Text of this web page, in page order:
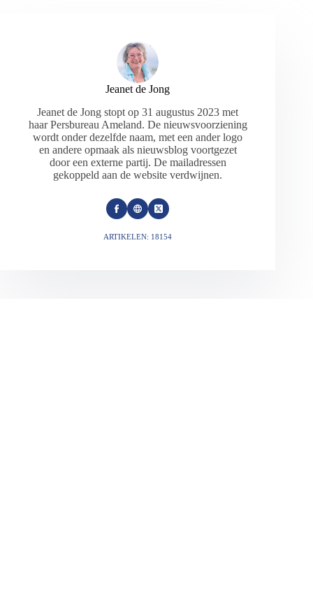
Jeanet de Jong
Jeanet de Jong stopt op 31 augustus 2023 met
haar Persbureau Ameland. De nieuwsvoorziening
wordt onder dezelfde naam, met een ander logo
en andere opmaak als nieuwsblog voortgezet
door een externe partij. De mailadressen
gekoppeld aan de website verdwijnen.
ARTIKELEN: 18154